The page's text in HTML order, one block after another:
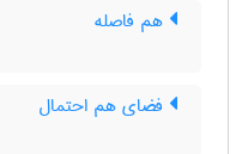
هم فاصله
فضای هم احتمال